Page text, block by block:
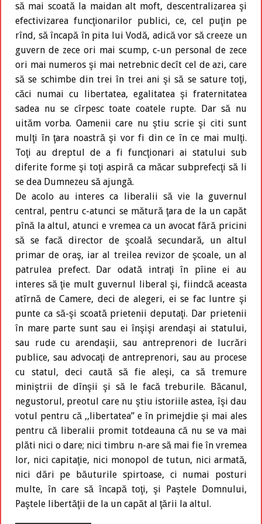
să mai scoată la maidan alt moft, descentralizarea şi
efectivizarea funcţionarilor publici, ce, cel puţin pe
rînd, să încapă în pita lui Vodă, adică vor să creeze un
guvern de zece ori mai scump, c-un personal de zece
ori mai numeros şi mai netrebnic decît cel de azi, care
să se schimbe din trei în trei ani şi să se sature toţi,
căci numai cu libertatea, egalitatea şi fraternitatea
sadea nu se cîrpesc toate coatele rupte. Dar să nu
uităm vorba. Oamenii care nu ştiu scrie şi citi sunt
mulţi în ţara noastră şi vor fi din ce în ce mai mulţi.
Toţi au dreptul de a fi funcţionari ai statului sub
diferite forme şi toţi aspiră ca măcar subprefecţi să li
se dea Dumnezeu să ajungă.
De acolo au interes ca liberalii să vie la guvernul
central, pentru c-atunci se mătură ţara de la un capăt
pînă la altul, atunci e vremea ca un avocat fără pricini
să se facă director de şcoală secundară, un altul
primar de oraş, iar al treilea revizor de şcoale, un al
patrulea prefect. Dar odată intraţi în pîine ei au
interes să ţie mult guvernul liberal şi, fiindcă aceasta
atîrnă de Camere, deci de alegeri, ei se fac luntre şi
punte ca să-şi scoată prietenii deputaţi. Dar prietenii
în mare parte sunt sau ei înşişi arendaşi ai statului,
sau rude cu arendaşii, sau antreprenori de lucrări
publice, sau advocaţi de antreprenori, sau au procese
cu statul, deci caută să fie aleşi, ca să tremure
miniştrii de dînşii şi să le facă treburile. Băcanul,
negustorul, preotul care nu ştiu istoriile astea, îşi dau
votul pentru că ,,libertatea” e în primejdie şi mai ales
pentru că liberalii promit totdeauna că nu se va mai
plăti nici o dare; nici timbru n-are să mai fie în vremea
lor, nici capitaţie, nici monopol de tutun, nici armată,
nici dări pe băuturile spirtoase, ci numai posturi
multe, în care să încapă toţi, şi Paştele Domnului,
Paştele libertăţii de la un capăt al ţării la altul.